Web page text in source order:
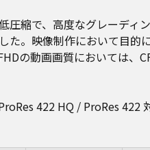
圧縮で、高度なグレーディ
た。映像制作において目的
の動画画質においては、
422 HQ / ProRes 422